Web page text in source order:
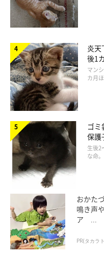
＠hmrr2418
このウニくんの姿を見たユ
「かわいすぎて笑いまし
いね」
「時々足も使ってる（
「ウニくんが作ったパン
「このこね方うどん職人
炎天
後1
でツ
マン
カ月
ゴ
保
美し
生後2
な命
おかた
鳴き声
ア ...
PR(タカラ